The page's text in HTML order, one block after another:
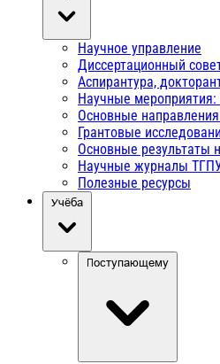
Научное управление
Диссертационный
Аспирантура,
Научные
Основные
Грантовые
Основные результаты
Научные журналы
Полезные ресурсы
Учёба
Поступающему